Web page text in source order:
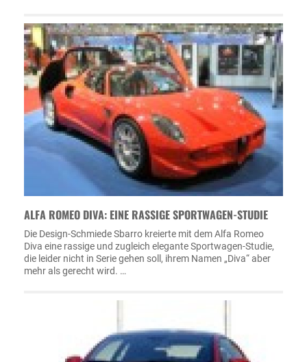
ALFA ROMEO DIVA: EINE RASSIGE SPORTWAGEN-STUDIE
Die Design-Schmiede Sbarro kreierte mit dem Alfa Romeo
Diva eine rassige und zugleich elegante Sportwagen-Studie,
die leider nicht in Serie gehen soll, ihrem Namen „Diva“ aber
mehr als gerecht wird. …